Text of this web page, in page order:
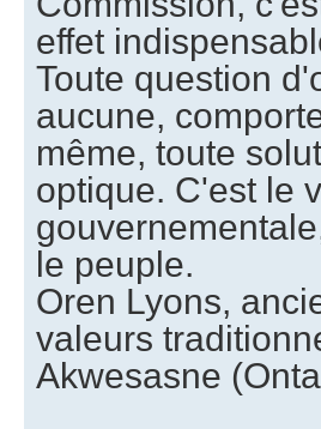
effet
Toute question
aucune,
même, toute
optique. C'est le
le peuple.
Oren Lyons,
valeurs
Akwesasne